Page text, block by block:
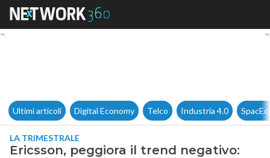
Ericsson, peggiora il trend
Ultimi articoli Digital Economy Telco Industria 4.0
LA TRIMESTRALE
Ericsson, peggiora il trend negativo: